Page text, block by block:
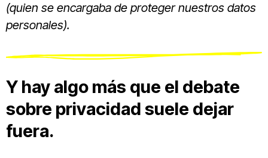
(quien se encargaba de proteger nuestros datos
personales).
Y hay algo más que el debate
sobre privacidad suele dejar
fuera.